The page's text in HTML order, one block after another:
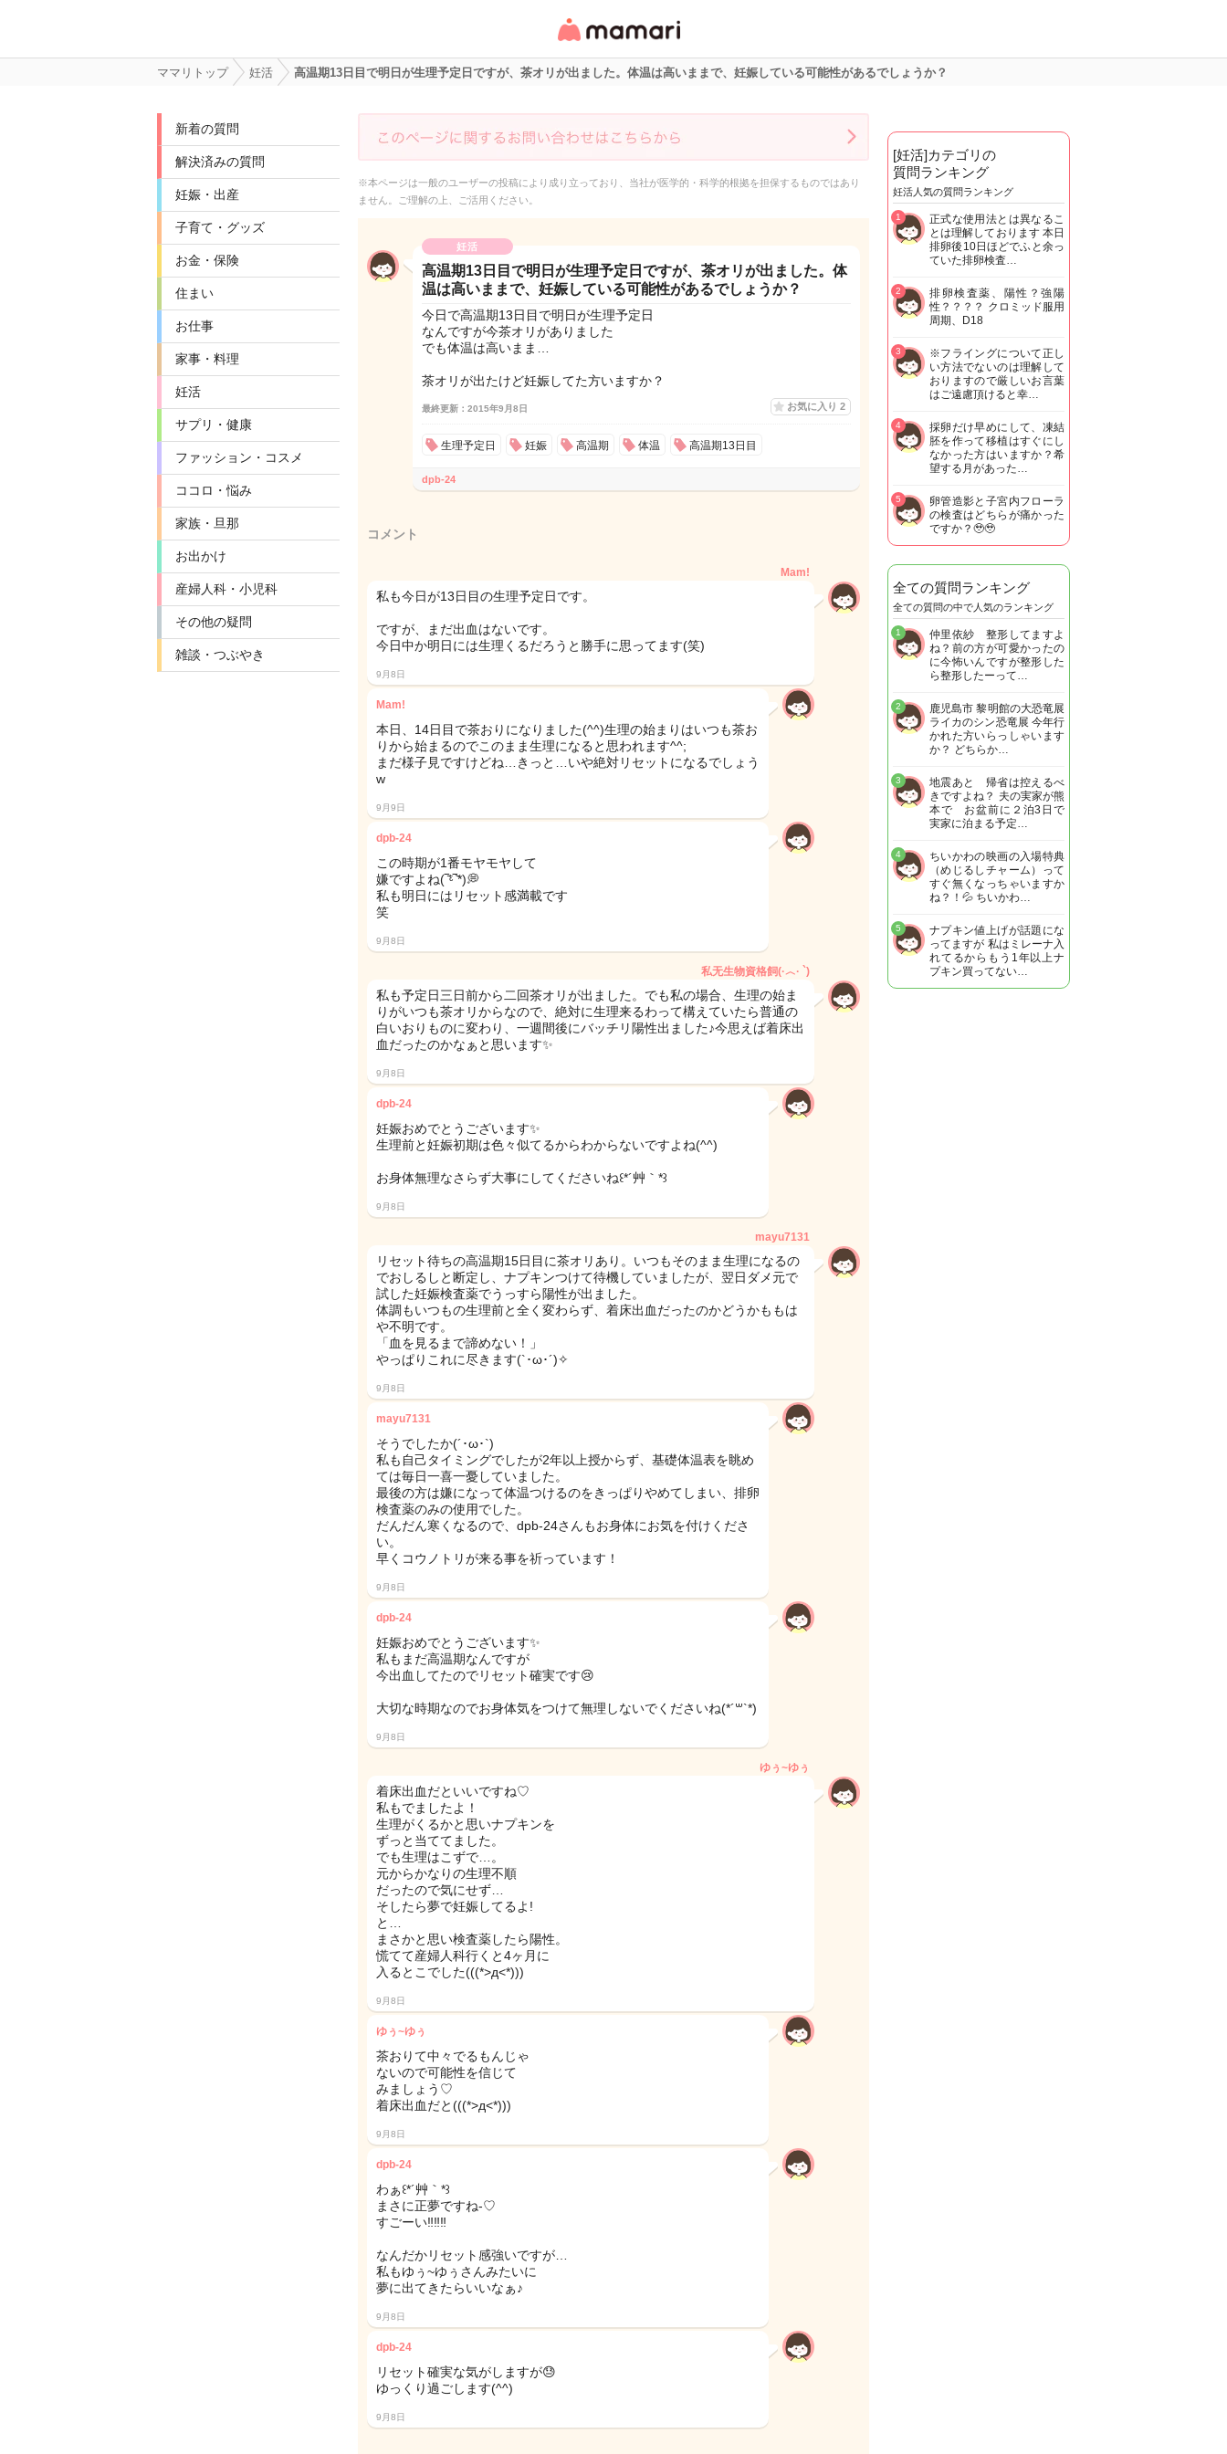
リ・情報サイト
ママリトップ 妊活 高温期13日目で明日が生理予定日ですが、茶オリが出ました。体温は高いままで、妊娠している可能性があるでしょうか？
新着の質問
解決済みの質問
妊娠・出産
子育て・グッズ
お金・保険
住まい
お仕事
家事・料理
妊活
サプリ・健康
ファッション・コスメ
ココロ・悩み
家族・旦那
お出かけ
産婦人科・小児科
その他の疑問
雑談・つぶやき
※本ページは一般のユーザーの投稿により成り立っており、当社が医学的・科学的根拠を担保するものではあり
ません。ご理解の上、ご活用ください。
妊活
高温期13日目で明日が生理予定日ですが、茶オリが出ました。体
温は高いままで、妊娠している可能性があるでしょうか？
今日で高温期13日目で明日が生理予定日
なんですが今茶オリがありました
でも体温は高いまま…
茶オリが出たけど妊娠してた方いますか？
最終更新：2015年9月8日 お気に入り 2
生理予定日 妊娠 高温期 体温 高温期13日目
dpb-24
コメント
Mam!
私も今日が13日目の生理予定日です。
ですが、まだ出血はないです。
今日中か明日には生理くるだろうと勝手に思ってます(笑)
9月8日
Mam!
本日、14日目で茶おりになりました(^^)生理の始まりはいつも茶お
りから始まるのでこのまま生理になると思われます^^;
まだ様子見ですけどね…きっと…いや絶対リセットになるでしょう
w
9月9日
dpb-24
この時期が1番モヤモヤして
嫌ですよね(‾᷄ᵋ‾᷅*)💭
私も明日にはリセット感満載です
笑
9月8日
私无生物資格飼(·︿· `)
私も予定日三日前から二回茶オリが出ました。でも私の場合、生理の始ま
りがいつも茶オリからなので、絶対に生理来るわって構えていたら普通の
白いおりものに変わり、一週間後にバッチリ陽性出ました♪今思えば着床出
血だったのかなぁと思います✨
9月8日
dpb-24
妊娠おめでとうございます✨
生理前と妊娠初期は色々似てるからわからないですよね(^^)
お身体無理なさらず大事にしてくださいね꒰*´艸｀*꒱
9月8日
mayu7131
リセット待ちの高温期15日目に茶オリあり。いつもそのまま生理になるの
でおしるしと断定し、ナプキンつけて待機していましたが、翌日ダメ元で
試した妊娠検査薬でうっすら陽性が出ました。
体調もいつもの生理前と全く変わらず、着床出血だったのかどうかももは
や不明です。
「血を見るまで諦めない！」
やっぱりこれに尽きます(`･ω･´)✧
9月8日
mayu7131
そうでしたか(´･ω･`)
私も自己タイミングでしたが2年以上授からず、基礎体温表を眺め
ては毎日一喜一憂していました。
最後の方は嫌になって体温つけるのをきっぱりやめてしまい、排卵
検査薬のみの使用でした。
だんだん寒くなるので、dpb-24さんもお身体にお気を付けくださ
い。
早くコウノトリが来る事を祈っています！
9月8日
dpb-24
妊娠おめでとうございます✨
私もまだ高温期なんですが
今出血してたのでリセット確実です😢
大切な時期なのでお身体気をつけて無理しないでくださいね(*´꒳`*)
9月8日
ゆぅ~ゆぅ
着床出血だといいですね♡
私もでましたよ！
生理がくるかと思いナプキンを
ずっと当ててました。
でも生理はこずで…。
元からかなりの生理不順
だったので気にせず…
そしたら夢で妊娠してるよ!
と…
まさかと思い検査薬したら陽性。
慌てて産婦人科行くと4ヶ月に
入るとこでした(((*>д<*)))
9月8日
ゆぅ~ゆぅ
茶おりて中々でるもんじゃ
ないので可能性を信じて
みましょう♡
着床出血だと(((*>д<*)))
9月8日
dpb-24
わぁ꒰*´艸｀*꒱
まさに正夢ですね-♡
すごーい‼︎‼︎‼︎
なんだかリセット感強いですが…
私もゆぅ~ゆぅさんみたいに
夢に出てきたらいいなぁ♪
9月8日
dpb-24
リセット確実な気がしますが😓
ゆっくり過ごします(^^)
9月8日
[妊活]カテゴリの
質問ランキング
妊活人気の質問ランキング
正式な使用法とは異なるこ
とは理解しております 本日
排卵後10日ほどでふと余っ
ていた排卵検査…
1
排卵検査薬、陽性？強陽
性？？？？ クロミッド服用
周期、D18
2
※フライングについて正し
い方法でないのは理解して
おりますので厳しいお言葉
はご遠慮頂けると幸…
3
採卵だけ早めにして、凍結
胚を作って移植はすぐにし
なかった方はいますか？希
望する月があった…
4
卵管造影と子宮内フローラ
の検査はどちらが痛かった
ですか？🥹🥹
5
全ての質問ランキング
全ての質問の中で人気のランキング
仲里依紗 整形してますよ
ね？前の方が可愛かったの
に今怖いんですが整形した
ら整形したーって…
1
鹿児島市 黎明館の大恐竜展
ライカのシン恐竜展 今年行
かれた方いらっしゃいます
か？ どちらか…
2
地震あと 帰省は控えるべ
きですよね？ 夫の実家が熊
本で お盆前に２泊3日で
実家に泊まる予定…
3
ちいかわの映画の入場特典
（めじるしチャーム）って
すぐ無くなっちゃいますか
ね？！💦 ちいかわ…
4
ナプキン値上げが話題にな
ってますが 私はミレーナ入
れてるからもう1年以上ナ
プキン買ってない…
5